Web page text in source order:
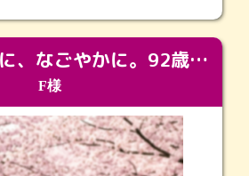
同窓会のように、なごやかに。92歳の旅立ちを彩った、再会と感謝の場
F様